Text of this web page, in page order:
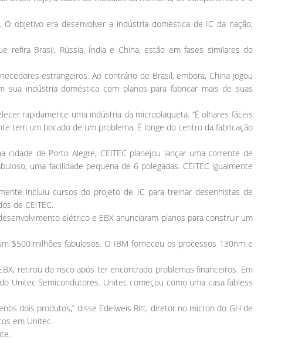
objetivo era desenvolver a indústria doméstica de IC da nação,
refira Brasil, Rússia, Índia e China, estão em fases similares do
estrangeiros. Ao contrário de Brasil, embora, China jogou
indústria doméstica com planos para fabricar mais de suas
rapidamente uma indústria da microplaqueta. “É olhares fáceis
tem um bocado de um problema. É longe do centro da fabricação
cidade de Porto Alegre, CEITEC planejou lançar uma corrente de
uma facilidade pequena de 6 polegadas. CEITEC igualmente
incluiu cursos do projeto de IC para treinar desenhistas de
de CEITEC.
elétrico e EBX anunciaram planos para construir um
$500 milhões fabulosos. O IBM forneceu os processos 130nm e
retirou do risco após ter encontrado problemas financeiros. Em
Unitec Semicondutores. Unitec começou como uma casa fabless
dois produtos,” disse Edelweis Ritt, diretor no mícron do GH de
em Unitec.